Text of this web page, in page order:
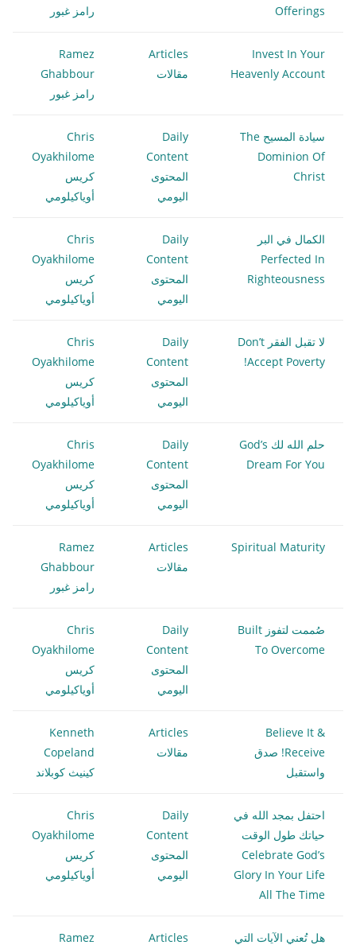
Offerings
رامز غبور
Invest In Your
Heavenly Account
Articles
مقالات
Ramez
Ghabbour
رامز غبور
سيادة المسيح The
Dominion Of
Christ
Daily
Content
المحتوى
اليومي
Chris
Oyakhilome
كريس
أوياكيلومي
الكمال في البر
Perfected In
Righteousness
Daily
Content
المحتوى
اليومي
Chris
Oyakhilome
كريس
أوياكيلومي
لا تقبل الفقر Don’t
Accept Poverty!
Daily
Content
المحتوى
اليومي
Chris
Oyakhilome
كريس
أوياكيلومي
حلم الله لك God’s
Dream For You
Daily
Content
المحتوى
اليومي
Chris
Oyakhilome
كريس
أوياكيلومي
Spiritual Maturity
Articles
مقالات
Ramez
Ghabbour
رامز غبور
صُممت لتفوز Built
To Overcome
Daily
Content
المحتوى
اليومي
Chris
Oyakhilome
كريس
أوياكيلومي
Believe It &
Receive! صدق
واستقبل
Articles
مقالات
Kenneth
Copeland
كينيث كوبلاند
احتفل بمجد الله في
حياتك طول الوقت
Celebrate God’s
Glory In Your Life
All The Time
Daily
Content
المحتوى
اليومي
Chris
Oyakhilome
كريس
أوياكيلومي
هل تُعني الآيات التي Articles
Ramez